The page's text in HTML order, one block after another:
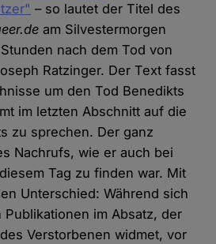
– so lautet der Titel des
am Silvestermorgen
nach dem Tod von
Ratzinger. Der Text fasst
um den Tod Benedikts
im letzten Abschnitt auf die
zu sprechen. Der ganz
Nachrufs, wie er auch bei
Tag zu finden war. Mit
Unterschied: Während sich
im Absatz, der
Verstorbenen widmet, vor